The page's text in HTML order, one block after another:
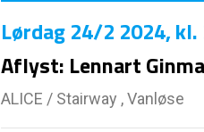
Lørdag24/2 2024,
Aflyst: Lennart
ALICE / Stairway , Vanløse